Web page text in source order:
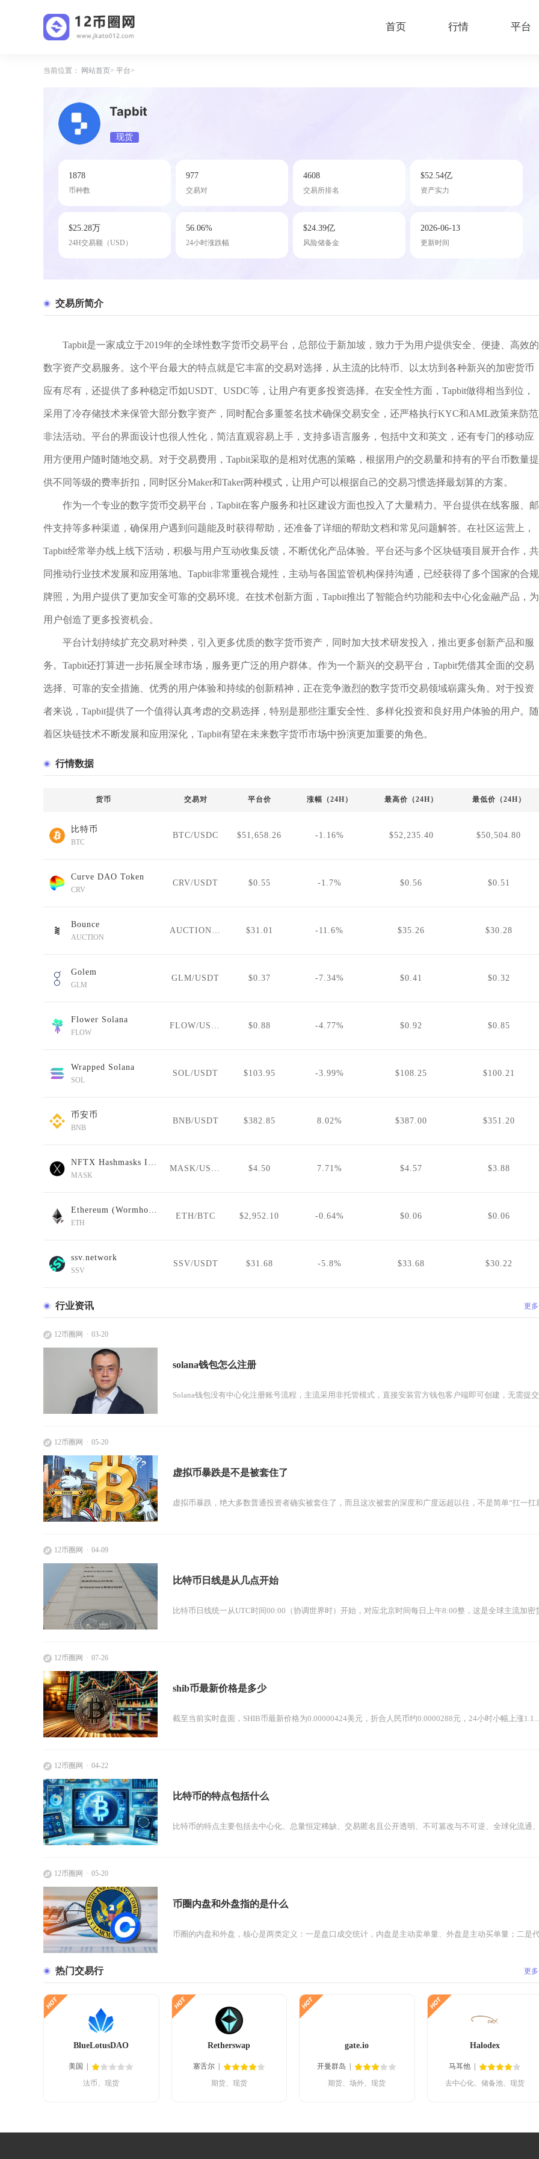
首页 行情 平台
当前位置： 网站首页 平台
Tapbit
现货
1878
币种数
977
交易对
4608
交易所排名
$52.54亿
资产实力
$25.28万
24H交易额（USD）
56.06%
24小时涨跌幅
$24.39亿
风险储备金
2026-06-13
更新时间
交易所简介
Tapbit是一家成立于2019年的全球性数字货币交易平台，总部位于新加坡，致力于为用户提供安全、便捷、高效的
数字资产交易服务。这个平台最大的特点就是它丰富的交易对选择，从主流的比特币、以太坊到各种新兴的加密货币
应有尽有，还提供了多种稳定币如USDT、USDC等，让用户有更多投资选择。在安全性方面，Tapbit做得相当到位，
采用了冷存储技术来保管大部分数字资产，同时配合多重签名技术确保交易安全，还严格执行KYC和AML政策来防范
非法活动。平台的界面设计也很人性化，简洁直观容易上手，支持多语言服务，包括中文和英文，还有专门的移动应
用方便用户随时随地交易。对于交易费用，Tapbit采取的是相对优惠的策略，根据用户的交易量和持有的平台币数量提
供不同等级的费率折扣，同时区分Maker和Taker两种模式，让用户可以根据自己的交易习惯选择最划算的方案。
作为一个专业的数字货币交易平台，Tapbit在客户服务和社区建设方面也投入了大量精力。平台提供在线客服、邮
件支持等多种渠道，确保用户遇到问题能及时获得帮助，还准备了详细的帮助文档和常见问题解答。在社区运营上，
Tapbit经常举办线上线下活动，积极与用户互动收集反馈，不断优化产品体验。平台还与多个区块链项目展开合作，共
同推动行业技术发展和应用落地。Tapbit非常重视合规性，主动与各国监管机构保持沟通，已经获得了多个国家的合规
牌照，为用户提供了更加安全可靠的交易环境。在技术创新方面，Tapbit推出了智能合约功能和去中心化金融产品，为
用户创造了更多投资机会。
平台计划持续扩充交易对种类，引入更多优质的数字货币资产，同时加大技术研发投入，推出更多创新产品和服
务。Tapbit还打算进一步拓展全球市场，服务更广泛的用户群体。作为一个新兴的交易平台，Tapbit凭借其全面的交易
选择、可靠的安全措施、优秀的用户体验和持续的创新精神，正在竞争激烈的数字货币交易领域崭露头角。对于投资
者来说，Tapbit提供了一个值得认真考虑的交易选择，特别是那些注重安全性、多样化投资和良好用户体验的用户。随
着区块链技术不断发展和应用深化，Tapbit有望在未来数字货币市场中扮演更加重要的角色。
行情数据
货币 交易对 平台价 涨幅（24H） 最高价（24H） 最低价（24H）
比特币
BTC
BTC/USDC $51,658.26 -1.16% $52,235.40 $50,504.80
Curve DAO Token
CRV
CRV/USDT $0.55 -1.7% $0.56 $0.51
Bounce
AUCTION
AUCTION/USDT $31.01 -11.6% $35.26 $30.28
Golem
GLM
GLM/USDT $0.37 -7.34% $0.41 $0.32
Flower Solana
FLOW
FLOW/USDT $0.88 -4.77% $0.92 $0.85
Wrapped Solana
SOL
SOL/USDT $103.95 -3.99% $108.25 $100.21
币安币
BNB
BNB/USDT $382.85 8.02% $387.00 $351.20
NFTX Hashmasks Index
MASK
MASK/USDT $4.50 7.71% $4.57 $3.88
Ethereum (Wormhole)
ETH
ETH/BTC $2,952.10 -0.64% $0.06 $0.06
ssv.network
SSV
SSV/USDT $31.68 -5.8% $33.68 $30.22
行业资讯 更
12币圈网 03-20
solana钱包怎么注册
Solana钱包没有中心化注册账号流程，主流采用非托管模式，直接安装官方钱包客户端即可创建，无需提交
12币圈网 05-20
虚拟币暴跌是不是被套住了
虚拟币暴跌，绝大多数普通投资者确实被套住了，而且这次被套的深度和广度远超以往，不是简单“扛一扛
12币圈网 04-09
比特币日线是从几点开始
比特币日线统一从UTC时间00:00（协调世界时）开始，对应北京时间每日上午8:00整，这是全球主流加密
12币圈网 07-26
shib币最新价格是多少
截至当前实时盘面，SHIB币最新价格为0.00000424美元，折合人民币约0.0000288元，24小时小幅上涨1.1...
12币圈网 04-22
比特币的特点包括什么
比特币的特点主要包括去中心化、总量恒定稀缺、交易匿名且公开透明、不可篡改与不可逆、全球化流通
12币圈网 05-20
币圈内盘和外盘指的是什么
币圈的内盘和外盘，核心是两类定义：一是盘口成交统计，内盘是主动卖单量、外盘是主动买单量；二是
热门交易行 更
BlueLotusDAO
美国
法币、现货
Retherswap
塞舌尔
期货、现货
gate.io
开曼群岛
期货、场外、现货
Halodex
马耳他
去中心化、储备池、现货